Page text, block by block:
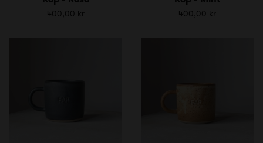
400,00 kr 400,00 kr